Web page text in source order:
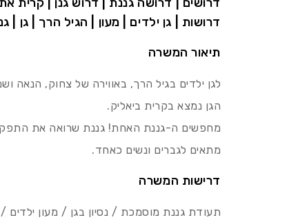
דרושות | גן ילדים | מעון | הגיל הרך | גן |
תיאור המשרה
לגן ילדים בגיל הרך, באווירה של צחוק, הנאה
הגן נמצא בקרית ביאליק.
מחפשים ה-גננת האחת! גננת שרואה את
מתאים לגברים ונשים כאחד.
דרישות המשרה
תעודת גננת מוסמכת / נסיון בגן / מעון ילדים